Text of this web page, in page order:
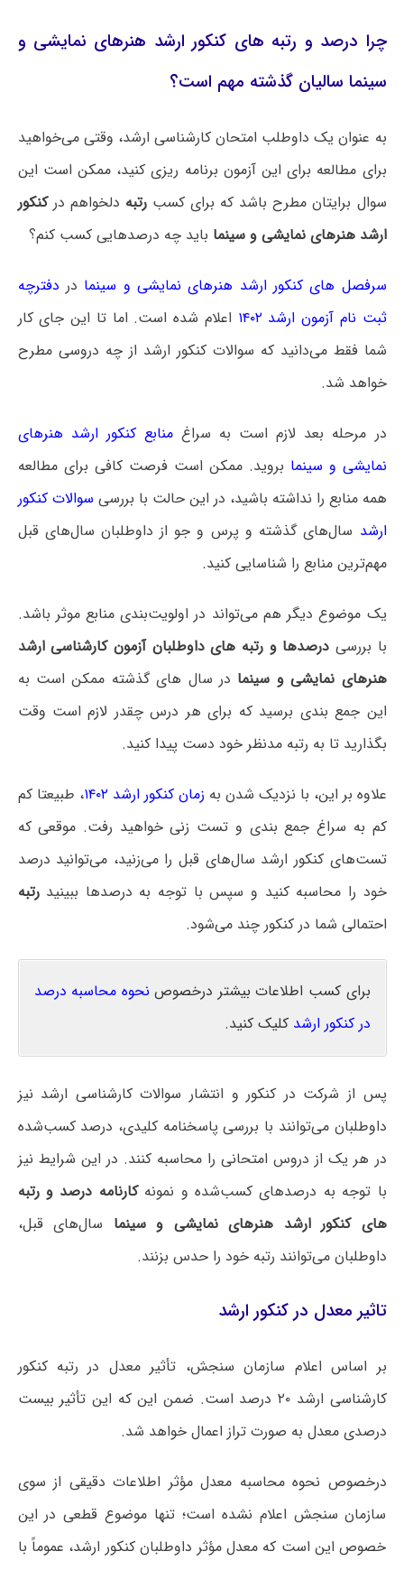
چرا درصد و رتبه های کنکور ارشد هنرهای نمایشی و
سینما سالیان گذشته مهم است؟
به عنوان یک داوطلب امتحان کارشناسی ارشد، وقتی می‌خواهید
برای مطالعه برای این آزمون برنامه ریزی کنید، ممکن است این
سوال برایتان مطرح باشد که برای کسبرتبه دلخواهم درکنکور
ارشد هنرهای نمایشی و سینما باید چه درصدهایی کسب کنم؟
سرفصل های کنکور ارشد هنرهای نمایشی و سینما در دفترچه
ثبت نام آزمون ارشد ۱۴۰۲
اعلام شده است. اما تا این جای کار
شما فقط می‌دانید که سوالات کنکور ارشد از چه دروسی مطرح
خواهد شد.
در مرحله بعد لازم است به سراغمنابع کنکور ارشد هنرهای
نمایشی و سینما بروید. ممکن است فرصت کافی برای مطالعه
همه منابع را نداشته باشید، در این حالت با بررسی سوالات کنکور
ارشد سال‌های گذشته و پرس و جو از داوطلبان سال‌های قبل
مهم‌ترین منابع را شناسایی کنید.
یک موضوع دیگر هم می‌تواند در اولویت‌بندی منابع موثر باشد.
با بررسی درصدها و رتبه های داوطلبان آزمون کارشناسی ارشد
هنرهای نمایشی و سینما در سال های گذشته ممکن است به
این جمع بندی برسید که برای هر درس چقدر لازم است وقت
بگذارید تا به رتبه مدنظر خود دست پیدا کنید.
علاوه بر این، با نزدیک شدن به زمان کنکور ارشد ۱۴۰۲
، طبیعتا کم
کم به سراغ جمع بندی و تست زنی خواهید رفت. موقعی که
تست‌های کنکور ارشد سال‌های قبل را می‌زنید، می‌توانید درصد
خود را محاسبه کنید و سپس با توجه به درصدها ببینیدرتبه
احتمالی شما در کنکور چند می‌شود.
برای کسب اطلاعات بیشتر درخصوص نحوه محاسبه درصد
در کنکور ارشد کلیک کنید.
پس از شرکت در کنکور و انتشار سوالات کارشناسی ارشد نیز
داوطلبان می‌توانند با بررسی پاسخنامه کلیدی، درصد کسب‌شده
در هر یک از دروس امتحانی را محاسبه کنند. در این شرایط نیز
با توجه به درصدهای کسب‌شده و نمونهکارنامه درصد و رتبه
های کنکور ارشد هنرهای نمایشی و سینما سال‌های قبل،
داوطلبان می‌توانند رتبه خود را حدس بزنند.
تاثیر معدل در کنکور ارشد
بر اساس اعلام سازمان سنجش، تأثیر معدل در رتبه کنکور
کارشناسی ارشد ۲۰ درصد است. ضمن این که این تأثیر بیست
درصدی معدل به صورت تراز اعمال خواهد شد.
درخصوص نحوه محاسبه معدل مؤثر اطلاعات دقیقی از سوی
سازمان سنجش اعلام نشده است؛ تنها موضوع قطعی در این
خصوص این است که معدل مؤثر داوطلبان کنکور ارشد، عموماً با